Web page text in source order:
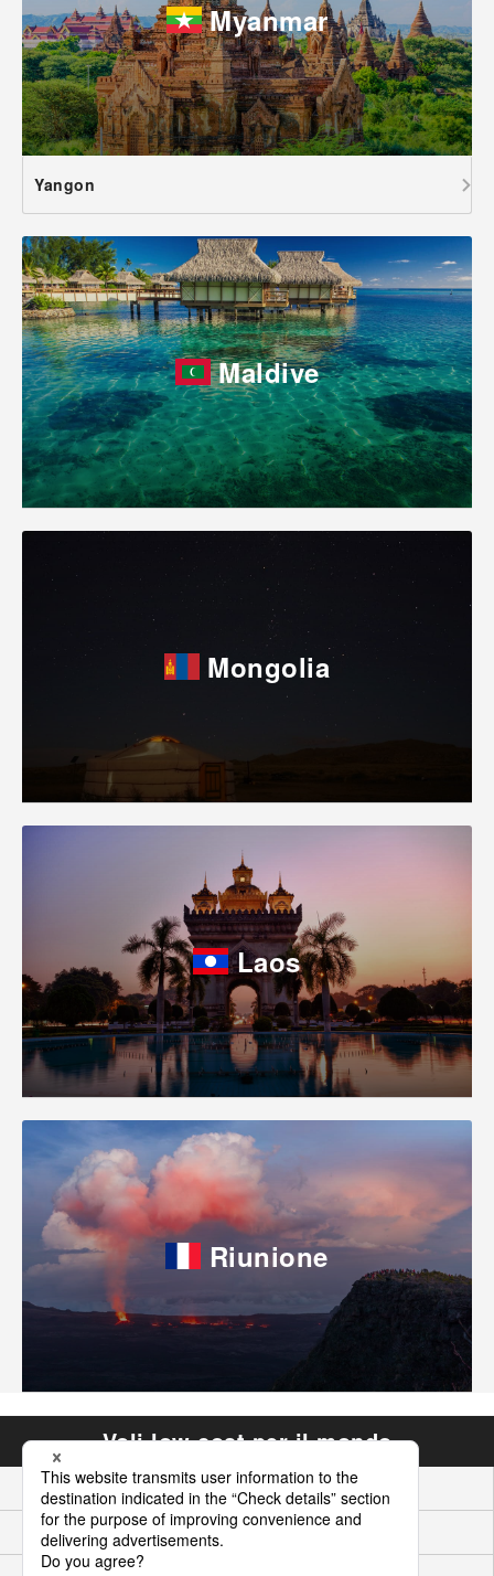
Myanmar
Yangon
Maldive
Mongolia
Laos
Riunione
Voli low cost per il mondo
Asia Hawaii Pacific
Nord America Europa